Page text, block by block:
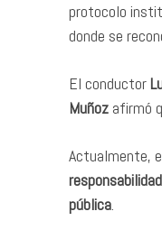
protocolo
donde se
El conductor
Muñoz afirmó
Actualmente,
pública.